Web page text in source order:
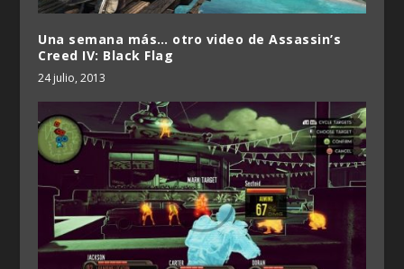
Una semana más… otro video de Assassin’s
Creed IV: Black Flag
24 julio, 2013